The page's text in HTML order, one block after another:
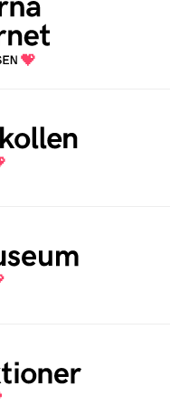
folkets
oberoende
drivs av
och kureras
lektioner